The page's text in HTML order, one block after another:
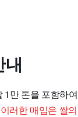
만 톤을 포함하
이러한 매입은 쌀